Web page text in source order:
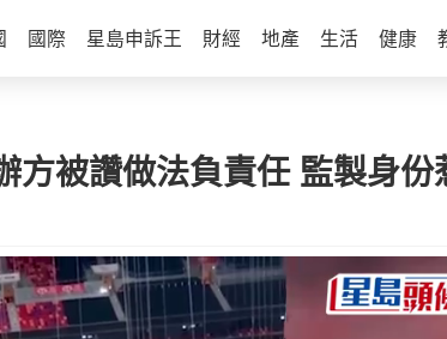
國際 星島申訴王 財經 地產 生活 健康
方被讚做法負責任 監製身